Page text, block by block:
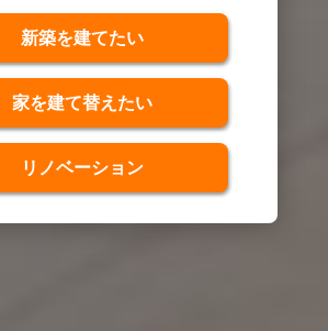
新築を建てたい
家を建て替えたい
リノベーション